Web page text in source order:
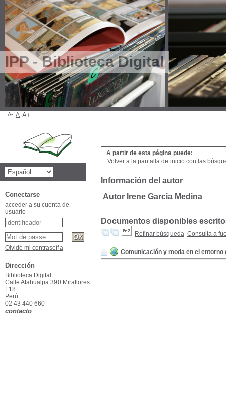
IPP - Biblioteca Digital
A partir de esta página puede:
Volver a la pantalla de inicio con las
Información del autor
Autor Irene Garcia Medina
Documentos disponibles
Refinar búsqueda Consulta a
Comunicación y moda en el entorno
A- A A+
Conectarse
acceder a su cuenta de
usuario
Olvidé mi contraseña
Dirección
Biblioteca Digital
Calle Atahualpa 390 Miraflores
L18
Perú
02 43 440 660
contacto